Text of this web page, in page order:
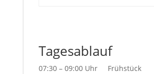
Tagesablauf
07:30 – 09:00 Uhr Frühstück